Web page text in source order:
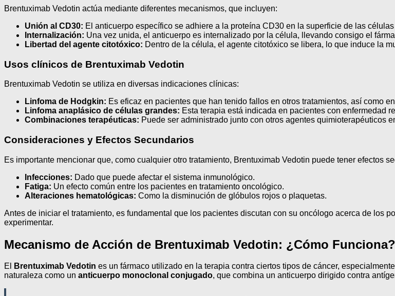
Brentuximab Vedotin actúa mediante diferentes mecanismos, que incluyen:
Unión al CD30: El anticuerpo específico se adhiere a la proteína CD30 en la superficie de las
Internalización: Una vez unida, el anticuerpo es internalizado por la célula, llevando consigo el
Libertad del agente citotóxico: Dentro de la célula, el agente citotóxico se libera, lo que induce la
Usos clínicos de Brentuximab Vedotin
Brentuximab Vedotin se utiliza en diversas indicaciones clínicas:
Linfoma de Hodgkin: Es eficaz en pacientes que han tenido fallos en otros tratamientos, así como
Linfoma anaplásico de células grandes: Esta terapia está indicada en pacientes con enfermedad
Combinaciones terapéuticas: Puede ser administrado junto con otros agentes quimioterapéuticos
Consideraciones y Efectos Secundarios
Es importante mencionar que, como cualquier otro tratamiento, Brentuximab Vedotin puede tener efectos
Infecciones: Dado que puede afectar el sistema inmunológico.
Fatiga: Un efecto común entre los pacientes en tratamiento oncológico.
Alteraciones hematológicas: Como la disminución de glóbulos rojos o plaquetas.
Antes de iniciar el tratamiento, es fundamental que los pacientes discutan con su oncólogo acerca de los
experimentar.
Mecanismo de Acción de Brentuximab Vedotin: ¿Cómo Funciona?
El Brentuximab Vedotin es un fármaco utilizado en la terapia contra ciertos tipos de cáncer,
naturaleza como un anticuerpo monoclonal conjugado, que combina un anticuerpo dirigido contra